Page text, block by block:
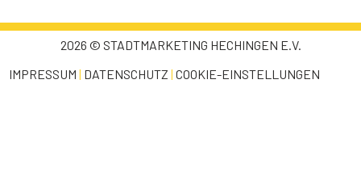
2026 © STADTMARKETING HECHINGEN E.V.
IMPRESSUM | DATENSCHUTZ | COOKIE-EINSTELLUNGEN